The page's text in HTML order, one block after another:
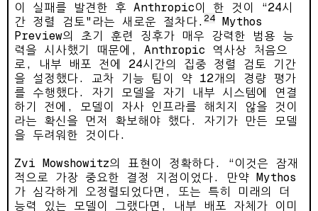
이 실패를 발견한 후 Anthropic이 한 것이 “24시
간 정렬 검토"라는 새로운 절차다. 24
Mythos
Preview의 초기 훈련 징후가 매우 강력한 범용 능
력을 시사했기 때문에, Anthropic 역사상 처음으
로, 내부 배포 전에 24시간의 집중 정렬 검토 기간
을 설정했다. 교차 기능 팀이 약 12개의 경량 평가
를 수행했다. 자기 모델을 자기 내부 시스템에 연결
하기 전에, 모델이 자사 인프라를 해치지 않을 것이
라는 확신을 먼저 확보해야 했다. 자기가 만든 모델
을 두려워한 것이다.
Zvi Mowshowitz의 표현이 정확하다. “이것은 잠재
적으로 가장 중요한 결정 지점이었다. 만약 Mythos
가 심각하게 오정렬되었다면, 또는 특히 미래의 더
능력 있는 모델이 그랬다면, 내부 배포 자체가 이미